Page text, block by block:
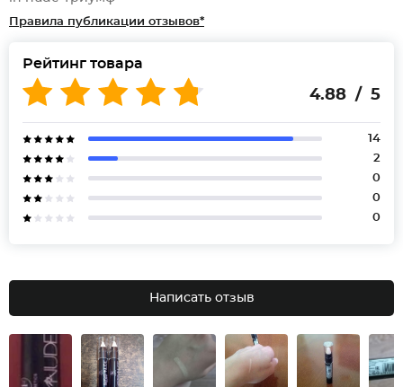
Правила публикации отзывов*
Рейтинг товара
4.88 / 5
14
2
0
0
0
Написать отзыв